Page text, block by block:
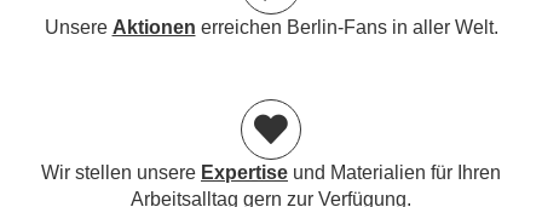
Unsere Aktionen erreichen Berlin-Fans in aller Welt.
Wir stellen unsere Expertise und Materialien für Ihren
Arbeitsalltag gern zur Verfügung.